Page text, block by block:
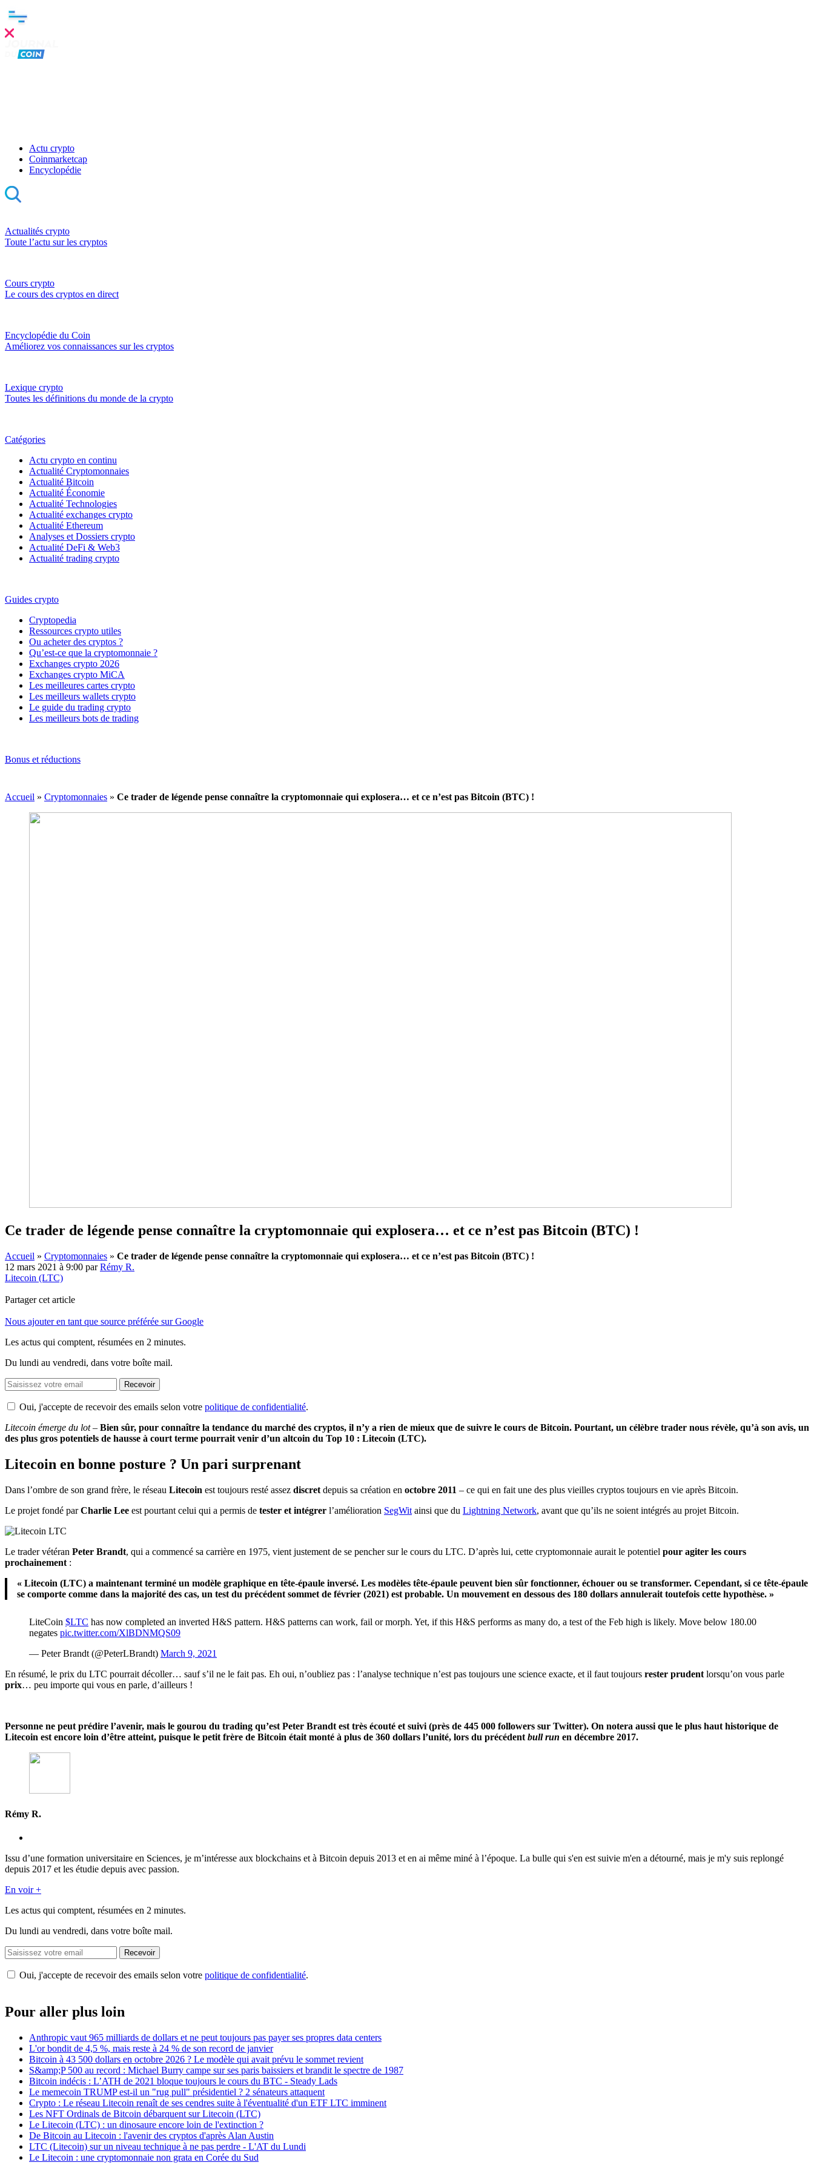
Actu crypto
Coinmarketcap
Encyclopédie
Actualités crypto
Toute l’actu sur les cryptos
Cours crypto
Le cours des cryptos en direct
Encyclopédie du Coin
Améliorez vos connaissances sur les cryptos
Lexique crypto
Toutes les définitions du monde de la crypto
Catégories
Actu crypto en continu
Actualité Cryptomonnaies
Actualité Bitcoin
Actualité Économie
Actualité Technologies
Actualité exchanges crypto
Actualité Ethereum
Analyses et Dossiers crypto
Actualité DeFi & Web3
Actualité trading crypto
Guides crypto
Cryptopedia
Ressources crypto utiles
Ou acheter des cryptos ?
Qu’est-ce que la cryptomonnaie ?
Exchanges crypto 2026
Exchanges crypto MiCA
Les meilleures cartes crypto
Les meilleurs wallets crypto
Le guide du trading crypto
Les meilleurs bots de trading
Bonus et réductions
Accueil » Cryptomonnaies » Ce trader de légende pense connaître la cryptomonnaie qui explosera… et ce n’est pas Bitcoin (BTC) !
Ce trader de légende pense connaître la cryptomonnaie qui explosera… et ce n’est pas Bitcoin (BTC) !
Accueil » Cryptomonnaies » Ce trader de légende pense connaître la cryptomonnaie qui explosera… et ce n’est pas Bitcoin (BTC) !
12 mars 2021 à 9:00 parRémy R.
Litecoin (LTC)
Partager cet article
Nous ajouter en tant que source préférée sur Google
Les actus qui comptent, résumées en 2 minutes.
Du lundi au vendredi, dans votre boîte mail.
Recevoir
Oui, j'accepte de recevoir des emails selon votre politique de confidentialité.
Litecoin émerge du lot– Bien sûr, pour connaître la tendance du marché des cryptos, il n’y a rien de mieux que de suivre le cours de Bitcoin. Pourtant, un célèbre trader nous révèle, qu’à son avis, un
des plus gros potentiels de hausse à court terme pourrait venir d’un altcoin du Top 10 : Litecoin (LTC).
Litecoin en bonne posture ? Un pari surprenant
Dans l’ombre de son grand frère, le réseau Litecoin est toujours resté assez discret depuis sa création en octobre 2011 – ce qui en fait une des plus vieilles cryptos toujours en vie après Bitcoin.
Le projet fondé parCharlie Lee est pourtant celui qui a permis de tester et intégrer l’amélioration SegWit ainsi que du Lightning Network, avant que qu’ils ne soient intégrés au projet Bitcoin.
Le trader vétéran Peter Brandt, qui a commencé sa carrière en 1975, vient justement de se pencher sur le cours du LTC. D’après lui, cette cryptomonnaie aurait le potentiel pour agiter les cours
prochainement :
« Litecoin (LTC) a maintenant terminé un modèle graphique en tête-épaule inversé. Les modèles tête-épaule peuvent bien sûr fonctionner, échouer ou se transformer. Cependant, si ce tête-épaule
se comporte comme dans la majorité des cas, un test du précédent sommet de février (2021) est probable. Un mouvement en dessous des 180 dollars annulerait toutefois cette hypothèse. »
LiteCoin $LTC has now completed an inverted H&S pattern. H&S patterns can work, fail or morph. Yet, if this H&S performs as many do, a test of the Feb high is likely. Move below 180.00
negates pic.twitter.com/XlBDNMQS09
— Peter Brandt (@PeterLBrandt) March 9, 2021
En résumé, le prix du LTC pourrait décoller… sauf s’il ne le fait pas. Eh oui, n’oubliez pas : l’analyse technique n’est pas toujours une science exacte, et il faut toujours rester prudent lorsqu’on vous parle
prix… peu importe qui vous en parle, d’ailleurs !
Personne ne peut prédire l’avenir, mais le gourou du trading qu’est Peter Brandt est très écouté et suivi (près de 445 000 followers sur Twitter). On notera aussi que le plus haut historique de
Litecoin est encore loin d’être atteint, puisque le petit frère de Bitcoin était monté à plus de 360 dollars l’unité, lors du précédent bull run en décembre 2017.
Rémy R.
Issu d’une formation universitaire en Sciences, je m’intéresse aux blockchains et à Bitcoin depuis 2013 et en ai même miné à l’époque. La bulle qui s'en est suivie m'en a détourné, mais je m'y suis replongé
depuis 2017 et les étudie depuis avec passion.
En voir +
Les actus qui comptent, résumées en 2 minutes.
Du lundi au vendredi, dans votre boîte mail.
Recevoir
Oui, j'accepte de recevoir des emails selon votre politique de confidentialité.
Pour aller plus loin
Anthropic vaut 965 milliards de dollars et ne peut toujours pas payer ses propres data centers
L'or bondit de 4,5 %, mais reste à 24 % de son record de janvier
Bitcoin à 43 500 dollars en octobre 2026 ? Le modèle qui avait prévu le sommet revient
S&amp;P 500 au record : Michael Burry campe sur ses paris baissiers et brandit le spectre de 1987
Bitcoin indécis : L’ATH de 2021 bloque toujours le cours du BTC - Steady Lads
Le memecoin TRUMP est-il un "rug pull" présidentiel ? 2 sénateurs attaquent
Crypto : Le réseau Litecoin renaît de ses cendres suite à l'éventualité d'un ETF LTC imminent
Les NFT Ordinals de Bitcoin débarquent sur Litecoin (LTC)
Le Litecoin (LTC) : un dinosaure encore loin de l'extinction ?
De Bitcoin au Litecoin : l'avenir des cryptos d'après Alan Austin
LTC (Litecoin) sur un niveau technique à ne pas perdre - L'AT du Lundi
Le Litecoin : une cryptomonnaie non grata en Corée du Sud